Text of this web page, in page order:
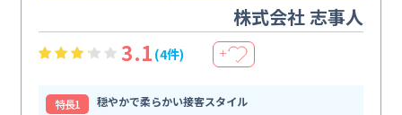
株式会社 志事人
3.1 (4件) ＋
特⻑1
穏やかで柔らかい接客スタイル